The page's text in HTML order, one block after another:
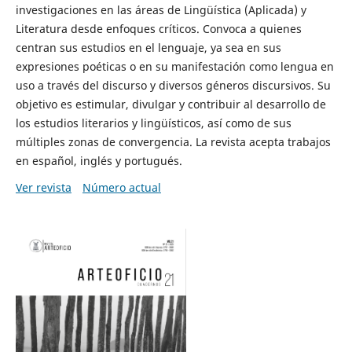
investigaciones en las áreas de Lingüística (Aplicada) y
Literatura desde enfoques críticos. Convoca a quienes
centran sus estudios en el lenguaje, ya sea en sus
expresiones poéticas o en su manifestación como lengua en
uso a través del discurso y diversos géneros discursivos. Su
objetivo es estimular, divulgar y contribuir al desarrollo de
los estudios literarios y lingüísticos, así como de sus
múltiples zonas de convergencia. La revista acepta trabajos
en español, inglés y portugués.
Ver revista
Número actual